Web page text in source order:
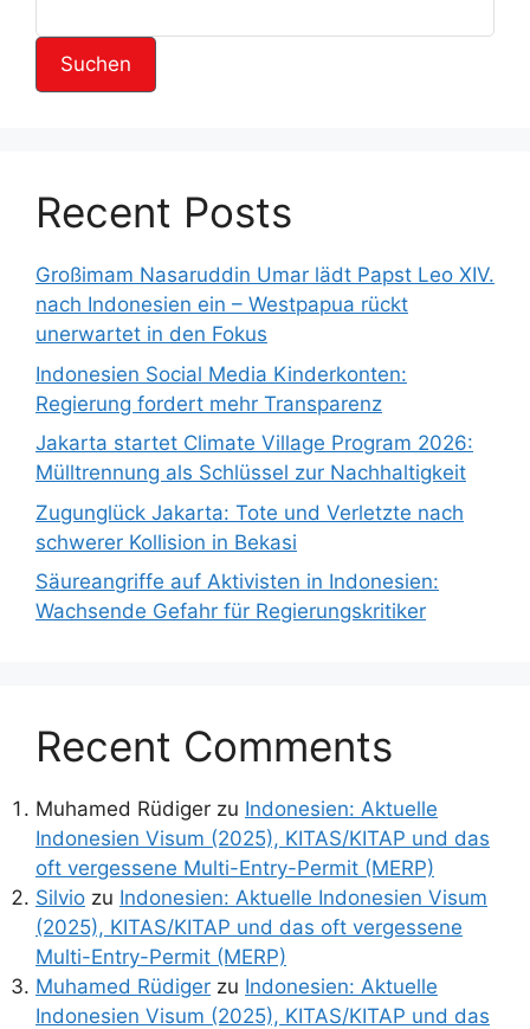
Suchen
Recent Posts
Großimam Nasaruddin Umar lädt Papst Leo XIV.
nach Indonesien ein – Westpapua rückt
unerwartet in den Fokus
Indonesien Social Media Kinderkonten:
Regierung fordert mehr Transparenz
Jakarta startet Climate Village Program 2026:
Mülltrennung als Schlüssel zur Nachhaltigkeit
Zugunglück Jakarta: Tote und Verletzte nach
schwerer Kollision in Bekasi
Säureangriffe auf Aktivisten in Indonesien:
Wachsende Gefahr für Regierungskritiker
Recent Comments
Muhamed Rüdiger zu Indonesien: Aktuelle
Indonesien Visum (2025), KITAS/KITAP und das
oft vergessene Multi-Entry-Permit (MERP)
Silvio zu Indonesien: Aktuelle Indonesien Visum
(2025), KITAS/KITAP und das oft vergessene
Multi-Entry-Permit (MERP)
Muhamed Rüdiger zu Indonesien: Aktuelle
Indonesien Visum (2025), KITAS/KITAP und das